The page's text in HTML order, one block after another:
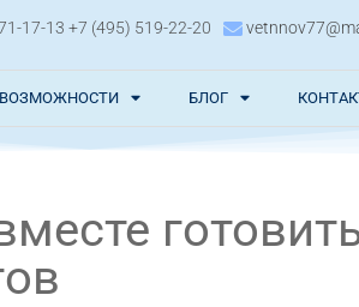
17-13 +7 (495) 519-22-20
ВОЗМОЖНОСТИ БЛОГ